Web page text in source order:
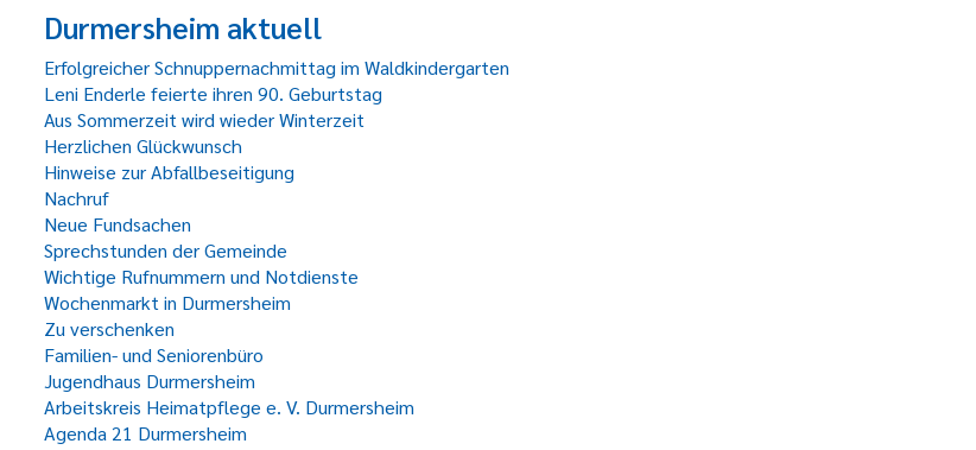
Durmersheim aktuell
Erfolgreicher Schnuppernachmittag im Waldkindergarten
Leni Enderle feierte ihren 90. Geburtstag
Aus Sommerzeit wird wieder Winterzeit
Herzlichen Glückwunsch
Hinweise zur Abfallbeseitigung
Nachruf
Neue Fundsachen
Sprechstunden der Gemeinde
Wichtige Rufnummern und Notdienste
Wochenmarkt in Durmersheim
Zu verschenken
Familien- und Seniorenbüro
Jugendhaus Durmersheim
Arbeitskreis Heimatpflege e. V. Durmersheim
Agenda 21 Durmersheim